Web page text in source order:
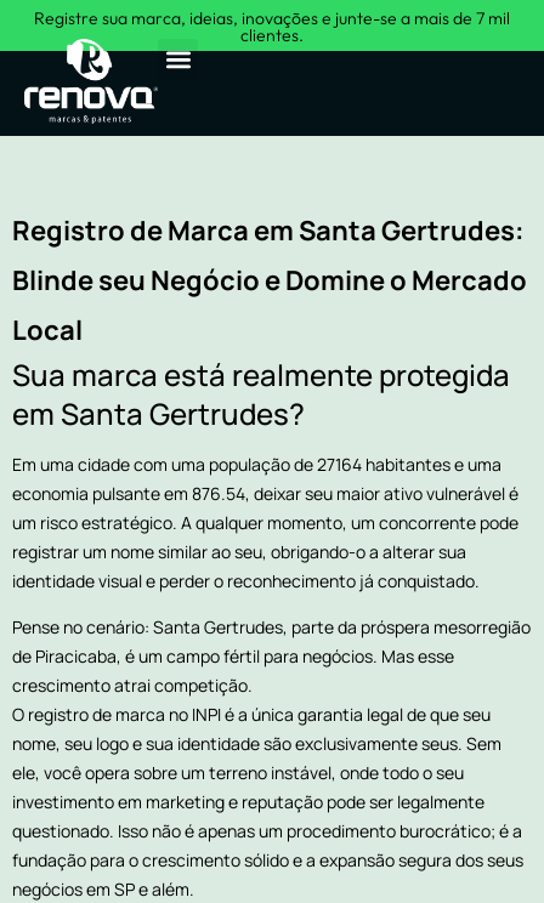
Registre sua marca, ideias, inovações e junte-se a mais de 7 mil
clientes.
Registro de Marca em Santa Gertrudes:
Blinde seu Negócio e Domine o Mercado
Local
Sua marca está realmente protegida
em Santa Gertrudes?
Em uma cidade com uma população de 27164 habitantes e uma
economia pulsante em 876.54, deixar seu maior ativo vulnerável é
um risco estratégico. A qualquer momento, um concorrente pode
registrar um nome similar ao seu, obrigando-o a alterar sua
identidade visual e perder o reconhecimento já conquistado.
Pense no cenário: Santa Gertrudes, parte da próspera mesorregião
de Piracicaba, é um campo fértil para negócios. Mas esse
crescimento atrai competição.
O registro de marca no INPI é a única garantia legal de que seu
nome, seu logo e sua identidade são exclusivamente seus. Sem
ele, você opera sobre um terreno instável, onde todo o seu
investimento em marketing e reputação pode ser legalmente
questionado. Isso não é apenas um procedimento burocrático; é a
fundação para o crescimento sólido e a expansão segura dos seus
negócios em SP e além.